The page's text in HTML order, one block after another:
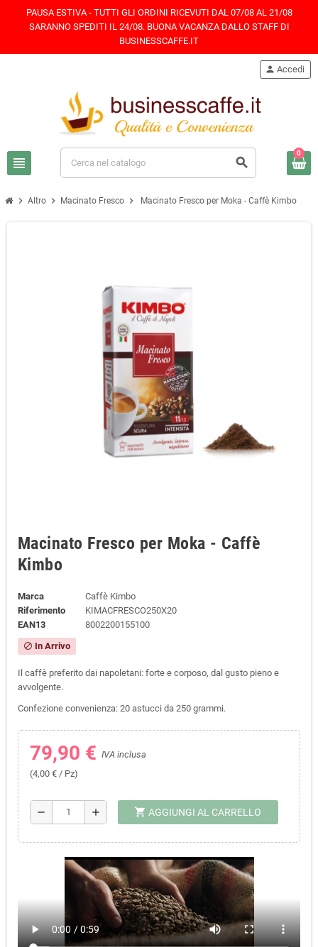
PAUSA ESTIVA - TUTTI GLI ORDINI RICEVUTI DAL 07/08 AL 21/08
SARANNO SPEDITI IL 24/08. BUONA VACANZA DALLO STAFF DI
BUSINESSCAFFE.IT
view_headline search
person Accedi
0
chevron_right Altro chevron_right Macinato Fresco chevron_right Macinato Fresco per Moka - Caffè Kimbo
Macinato Fresco per Moka - Caffè
Kimbo
Marca
Caffè Kimbo
Riferimento
KIMACFRESCO250X20
EAN13
8002200155100
block In Arrivo
Il caffè preferito dai napoletani: forte e corposo, dal gusto pieno e
avvolgente.
Confezione convenienza: 20 astucci da 250 grammi.
79,90 € IVA inclusa
(4,00 € / Pz)
remove add shopping_cart AGGIUNGI AL CARRELLO